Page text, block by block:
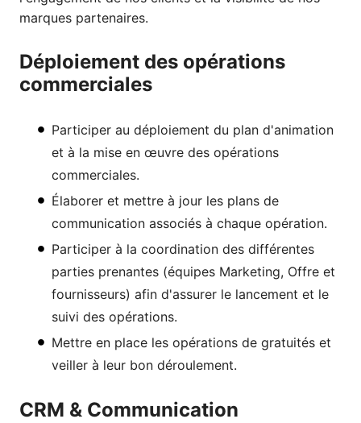
marques partenaires.
Déploiement des opérations
commerciales
Participer au déploiement du plan d'animation
et à la mise en œuvre des opérations
commerciales.
Élaborer et mettre à jour les plans de
communication associés à chaque opération.
Participer à la coordination des différentes
parties prenantes (équipes Marketing, Offre et
fournisseurs) afin d'assurer le lancement et le
suivi des opérations.
Mettre en place les opérations de gratuités et
veiller à leur bon déroulement.
CRM & Communication